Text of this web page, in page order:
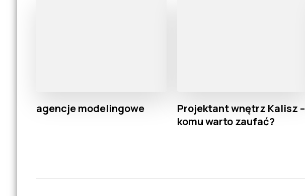
agencje modelingowe
Projektant wnętrz Kalisz –
komu warto zaufać?